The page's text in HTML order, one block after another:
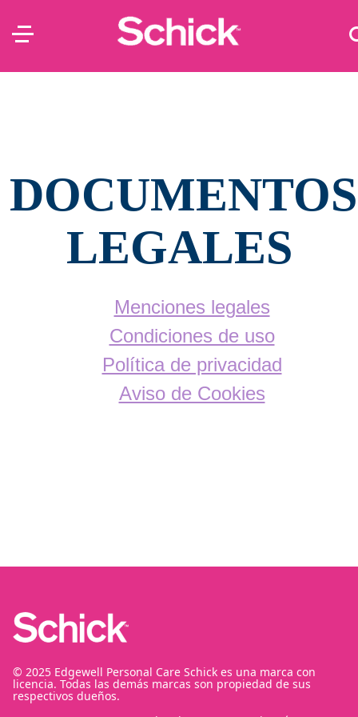
DOCUMENTOS
LEGALES
Menciones legales
Condiciones de uso
Política de privacidad
Aviso de Cookies
© 2025 Edgewell Personal Care Schick es una marca con
licencia. Todas las demás marcas son propiedad de sus
respectivos dueños.